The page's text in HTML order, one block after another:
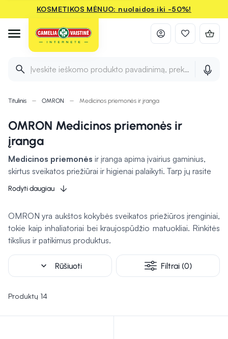
KOSMETIKOS MĖNUO: nuolaidos iki -50%!
Įveskite ieškomo produkto pavadinimą, prekės ženklą ir
Titulinis OMRON Medicinos priemonės ir įranga
OMRON Medicinos priemonės ir
įranga
Medicinos priemonės ir įranga apima įvairius gaminius,
skirtus sveikatos priežiūrai ir higienai palaikyti. Tarp jų rasite
tokių produktų, kaip
dezinfekcijai, tyrimų indeliai mėginiams surinkti bei įvairių tipų
tiek slaugoje, tiek medicinos įstaigose, užtikrinant sterilumą ir
efektyvumą ir pritaikant įvairioms situacijoms – nuo žaizdų
priežiūros iki diagnostinių procesų. Jų funkcionalumas ir
saugumasgali padėti palaikyti higienąirapsaugoti nuo
galimų infekcijų.
Rodyti daugiau
OMRON yra aukštos kokybės sveikatos priežiūros įrenginiai,
tokie kaip inhaliatoriai bei kraujospūdžio matuokliai. Rinkitės
tikslius ir patikimus produktus.
expand_more Rūšiuoti Filtrai (0)
Produktų 14